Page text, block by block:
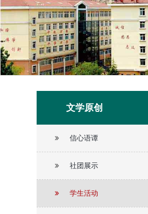
文学原创
信心语谭
社团展示
学生活动